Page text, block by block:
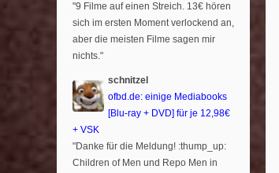
"9 Filme auf einen Streich. 13€ hören
sich im ersten Moment verlockend an,
aber die meisten Filme sagen mir
nichts."
schnitzel
ofbd.de: einige Mediabooks
[Blu-ray + DVD] für je 12,98€
+ VSK
"Danke für die Meldung! :thump_up:
Children of Men und Repo Men in